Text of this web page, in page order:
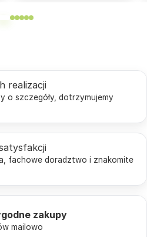
realizacji
o szczegóły, dotrzymujemy
fachowe doradztwo i znakomite
zakupy
mailowo